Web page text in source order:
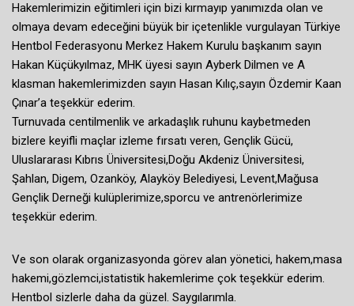
Hakemlerimizin eğitimleri için bizi kırmayıp yanımızda olan ve
olmaya devam edeceğini büyük bir içetenlikle vurgulayan Türkiye
Hentbol Federasyonu Merkez Hakem Kurulu başkanım sayın
Hakan Küçükyılmaz, MHK üyesi sayın Ayberk Dilmen ve A
klasman hakemlerimizden sayın Hasan Kılıç,sayın Özdemir Kaan
Çınar’a teşekkür ederim.
Turnuvada centilmenlik ve arkadaşlık ruhunu kaybetmeden
bizlere keyifli maçlar izleme fırsatı veren, Gençlik Gücü,
Uluslararası Kıbrıs Üniversitesi,Doğu Akdeniz Üniversitesi,
Şahlan, Digem, Ozanköy, Alayköy Belediyesi, Levent,Mağusa
Gençlik Derneği kulüplerimize,sporcu ve antrenörlerimize
teşekkür ederim.
Ve son olarak organizasyonda görev alan yönetici, hakem,masa
hakemi,gözlemci,istatistik hakemlerime çok teşekkür ederim.
Hentbol sizlerle daha da güzel. Saygılarımla.